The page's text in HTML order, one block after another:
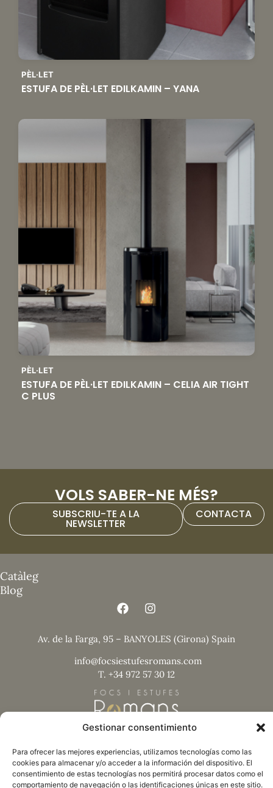
Gestionar consentimiento
Para ofrecer las mejores experiencias, utilizamos tecnologías como las
cookies para almacenar y/o acceder a la información del dispositivo. El
consentimiento de estas tecnologías nos permitirá procesar datos como el
comportamiento de navegación o las identificaciones únicas en este sitio.
PÈL·LET
ESTUFA DE PÈL·LET EDILKAMIN – YANA
PÈL·LET
ESTUFA DE PÈL·LET EDILKAMIN – CELIA AIR TIGHT
C PLUS
VOLS SABER-NE MÉS?
SUBSCRIU-TE A LA
NEWSLETTER
CONTACTA
Av. de la Farga, 95 – BANYOLES (Girona) Spain
info@focsiestufesromans.com
T. +34 972 57 30 12
Catàleg
Blog
Nota legal
Política de privacitat
Termes i condicions